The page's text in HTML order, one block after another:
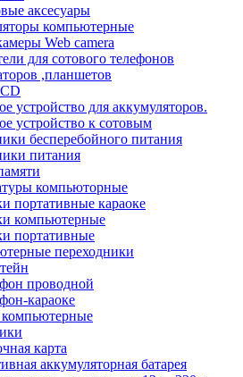
аксесуары
компьютерные
Web camera
для сотового телефонов
,планшетов
устройство для аккумуляторов.
устройство к сотовым
бесперебойного питания
питания
компьюторные
портативные караоке
компьютерные
портативные
переходники
проводной
караоке
карта
аккумуляторная батарея